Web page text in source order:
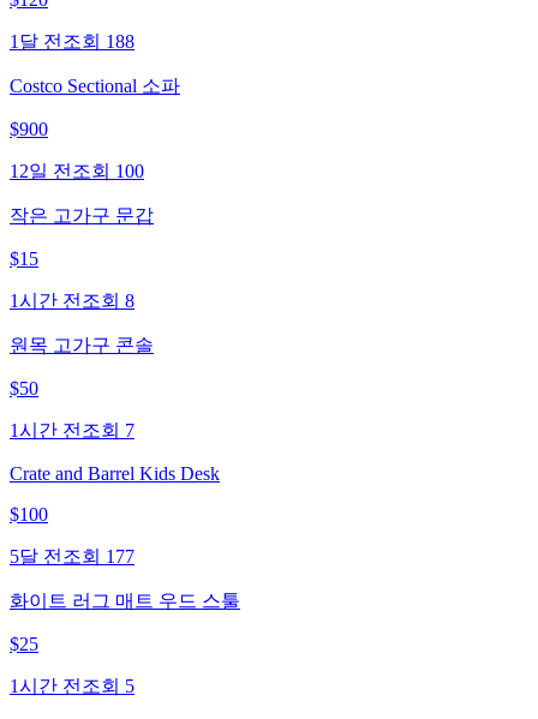
1달 전 조회 188
Costco Sectional 소파
$900
12일 전 조회 100
작은 고가구 문갑
$15
1시간 전 조회 8
원목 고가구 콘솔
$50
1시간 전 조회 7
Crate and Barrel Kids Desk
$100
5달 전 조회 177
화이트 러그 매트 우드 스툴
$25
1시간 전 조회 5